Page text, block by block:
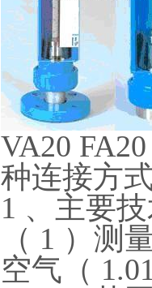
VA20
种连接方
1 、主要
（ 1 ）测
空气（